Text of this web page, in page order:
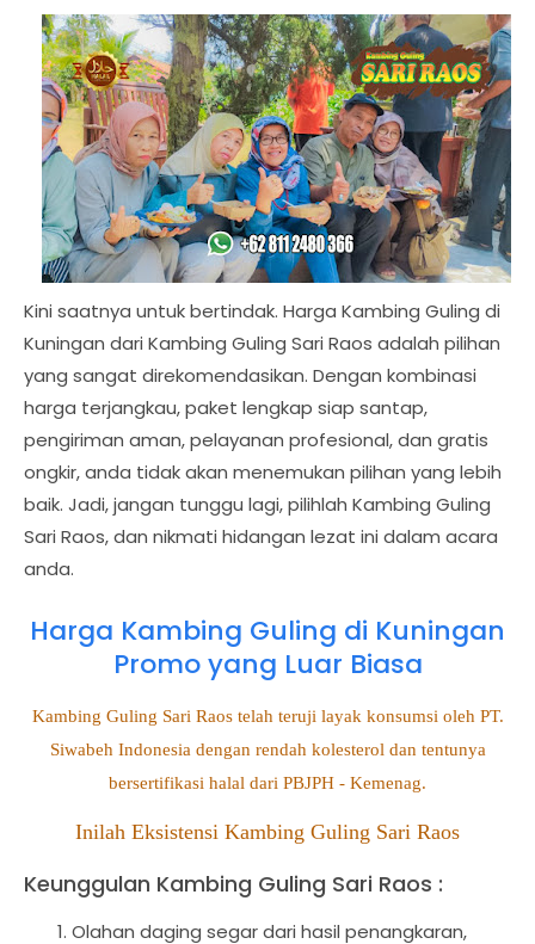
Kini saatnya untuk bertindak. Harga Kambing Guling di
Kuningan dari Kambing Guling Sari Raos adalah pilihan
yang sangat direkomendasikan. Dengan kombinasi
harga terjangkau, paket lengkap siap santap,
pengiriman aman, pelayanan profesional, dan gratis
ongkir, anda tidak akan menemukan pilihan yang lebih
baik. Jadi, jangan tunggu lagi, pilihlah Kambing Guling
Sari Raos, dan nikmati hidangan lezat ini dalam acara
anda.
Harga Kambing Guling di Kuningan
Promo yang Luar Biasa
Kambing Guling Sari Raos telah teruji layak konsumsi oleh PT.
Siwabeh Indonesia dengan rendah kolesterol dan tentunya
bersertifikasi halal dari PBJPH - Kemenag.
Inilah Eksistensi Kambing Guling Sari Raos
Keunggulan Kambing Guling Sari Raos :
Olahan daging segar dari hasil penangkaran,